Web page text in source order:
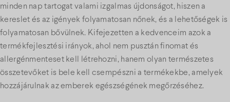
minden nap tartogat valami izgalmas újdonságot, hiszen a
kereslet és az igények folyamatosan nőnek, és a lehetőségek is
folyamatosan bővülnek. Kifejezetten a kedvenceim azok a
termékfejlesztési irányok, ahol nem pusztán finomat és
allergénmenteset kell létrehozni, hanem olyan természetes
összetevőket is bele kell csempészni a termékekbe, amelyek
hozzájárulnak az emberek egészségének megőrzéséhez.